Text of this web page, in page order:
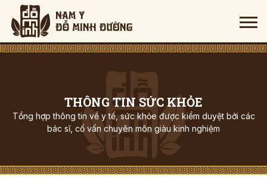
THÔNG TIN SỨC KHỎE
Tổng hợp thông tin về y tế, sức khỏe được kiểm duyệt bởi các
bác sĩ, cố vấn chuyên môn giàu kinh nghiệm